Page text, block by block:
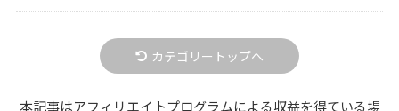
カテゴリートップへ
本記事はアフィリエイトプログラムによる収益を得ている場